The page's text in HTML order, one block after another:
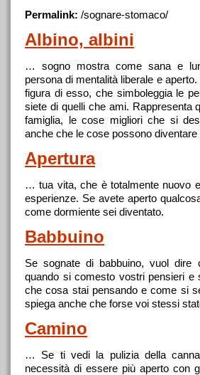
Permalink: /sognare-stomaco/
Albino, albini
… sogno mostra come sana e
persona di mentalità liberale e aperto.
figura di esso, che simboleggia le
siete di quelli che ami. Rappresenta
famiglia, le cose migliori che si
anche che le cose possono diventare
Apertura
… tua vita, che è totalmente nuovo
esperienze. Se avete aperto
come dormiente sei diventato.
Babbuino
Se sognate di babbuino, vuol
quando si comesto vostri pensieri e
che cosa stai pensando e come si
spiega anche che forse voi stessi
Camino
… Se ti vedi la pulizia della
necessità di essere più aperto con